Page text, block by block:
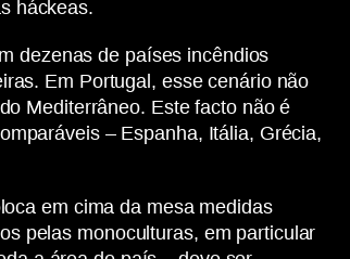
háckeas.
dezenas de países incêndios
Em Portugal, esse cenário não
Mediterrâneo. Este facto não é
– Espanha, Itália, Grécia,
em cima da mesa medidas
pelas monoculturas, em particular